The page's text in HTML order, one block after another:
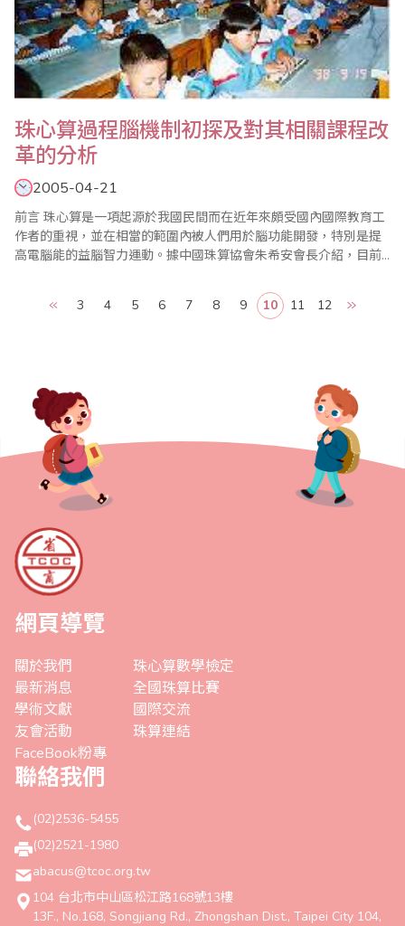
珠心算過程腦機制初探及對其相關課程改
革的分析
2005-04-21
前言 珠心算是一項起源於我國民間而在近年來頗受國內國際教育工
作者的重視，並在相當的範圍內被人們用於腦功能開發，特別是提
高電腦能的益腦智力運動。據中國珠算協會朱希安會長介紹，目前
課和活動課中實施。從大量的珠心算教育研究報告中可以看到，各
地實踐者的經驗已經揭示，珠心算可以十分顯著和有效地提高學生
3 4 5 6 7 8 9 10 11 12
網頁導覽
關於我們
最新消息
學術文獻
友會活動
FaceBook粉專
珠心算數學檢定
全國珠算比賽
國際交流
珠算連結
聯絡我們
(02)2536-5455
(02)2521-1980
abacus@tcoc.org.tw
104 台北市中山區松江路168號13樓
13F., No.168, Songjiang Rd., Zhongshan Dist., Taipei City 104,